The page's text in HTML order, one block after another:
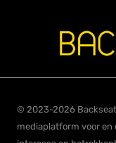
© 2023-2026
mediaplatform voor